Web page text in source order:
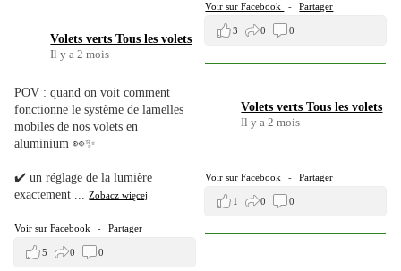
Voir sur Facebook - Partager
3 0 0
Volets verts Tous les volets
Il y a 2 mois
POV : quand on voit comment
fonctionne le système de lamelles
mobiles de nos volets en
aluminium 👀✨
✔️ un réglage de la lumière
exactement ...Zobacz więcej
Voir sur Facebook - Partager
5 0 0
Volets verts Tous les volets
Il y a 2 mois
Voir sur Facebook - Partager
1 0 0